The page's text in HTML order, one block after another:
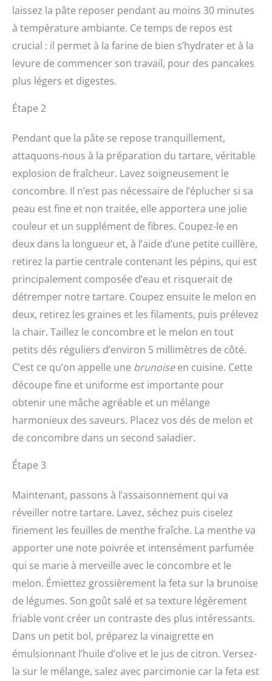
laissez la pâte reposer pendant au moins 30 minutes
à température ambiante. Ce temps de repos est
crucial : il permet à la farine de bien s’hydrater et à la
levure de commencer son travail, pour des pancakes
plus légers et digestes.
Étape 2
Pendant que la pâte se repose tranquillement,
attaquons-nous à la préparation du tartare, véritable
explosion de fraîcheur. Lavez soigneusement le
concombre. Il n’est pas nécessaire de l’éplucher si sa
peau est fine et non traitée, elle apportera une jolie
couleur et un supplément de fibres. Coupez-le en
deux dans la longueur et, à l’aide d’une petite cuillère,
retirez la partie centrale contenant les pépins, qui est
principalement composée d’eau et risquerait de
détremper notre tartare. Coupez ensuite le melon en
deux, retirez les graines et les filaments, puis prélevez
la chair. Taillez le concombre et le melon en tout
petits dés réguliers d’environ 5 millimètres de côté.
C’est ce qu’on appelle une brunoiseen cuisine. Cette
découpe fine et uniforme est importante pour
obtenir une mâche agréable et un mélange
harmonieux des saveurs. Placez vos dés de melon et
de concombre dans un second saladier.
Étape 3
Maintenant, passons à l’assaisonnement qui va
réveiller notre tartare. Lavez, séchez puis ciselez
finement les feuilles de menthe fraîche. La menthe va
apporter une note poivrée et intensément parfumée
qui se marie à merveille avec le concombre et le
melon. Émiettez grossièrement la feta sur la brunoise
de légumes. Son goût salé et sa texture légèrement
friable vont créer un contraste des plus intéressants.
Dans un petit bol, préparez la vinaigrette en
émulsionnant l’huile d’olive et le jus de citron. Versez-
la sur le mélange, salez avec parcimonie car la feta est